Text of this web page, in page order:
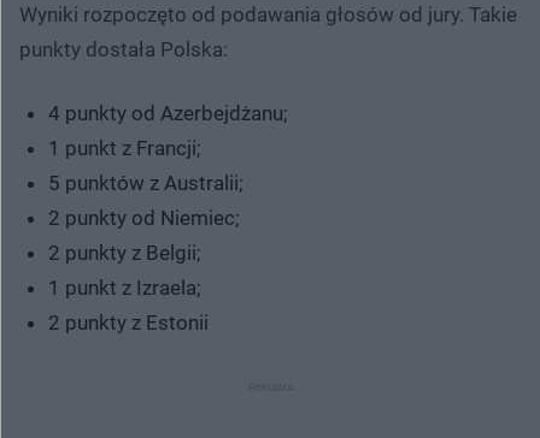
Wyniki rozpoczęto od podawania głosów od jury. Takie
punkty dostała Polska:
4 punkty od Azerbejdżanu;
1 punkt z Francji;
5 punktów z Australii;
2 punkty od Niemiec;
2 punkty z Belgii;
1 punkt z Izraela;
2 punkty z Estonii